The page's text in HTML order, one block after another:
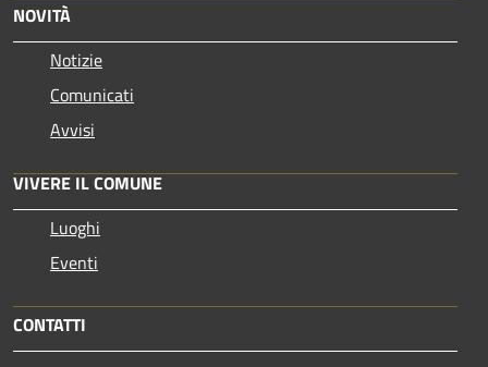
NOVITÀ
Notizie
Comunicati
Avvisi
VIVERE IL COMUNE
Luoghi
Eventi
CONTATTI